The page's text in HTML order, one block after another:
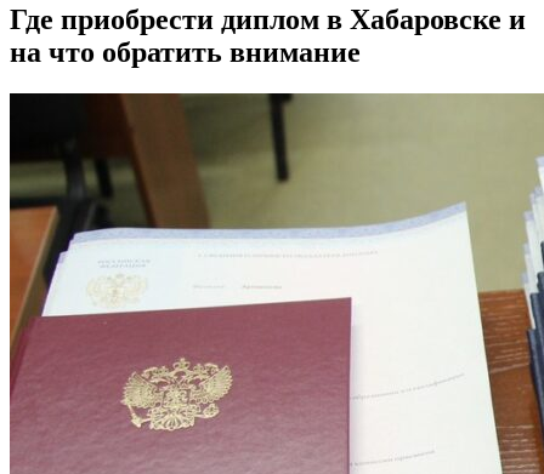
Где приобрести диплом в Хабаровске и
на что обратить внимание